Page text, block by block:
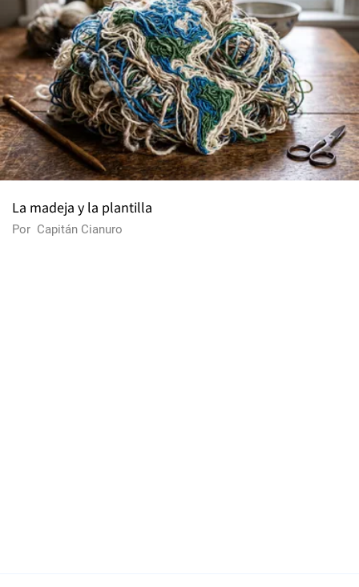
La madeja y la plantilla
Por Capitán Cianuro